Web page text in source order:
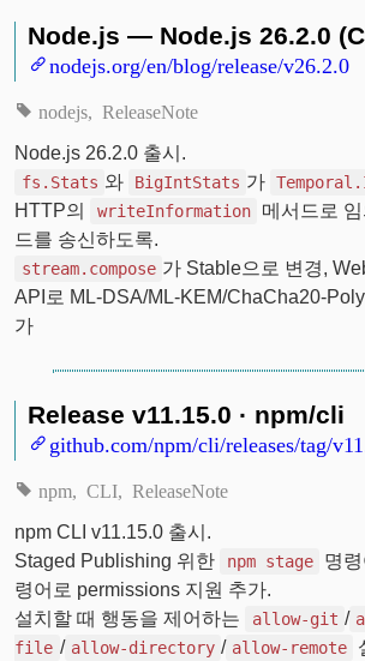
Node.js — Node.js 26.2.0
nodejs.org/en/blog/release/v26.2.0
nodejs ReleaseNote
Node.js 26.2.0 출시.
fs.Stats 와 BigIntStats 가
HTTP의
writeInformation
메서드로
드를 송신하도록.
stream.compose 가 Stable으로 변경,
API로 ML-DSA/ML-KEM/ChaCha20-
가
Release v11.15.0 · npm/cli
github.com/npm/cli/releases/tag/
npm CLI ReleaseNote
npm CLI v11.15.0 출시.
Staged Publishing 위한
npm stage 명
령어로 permissions 지원 추가.
설치할 때 행동을 제어하는
allow-git /
file / allow-directory / allow-remote